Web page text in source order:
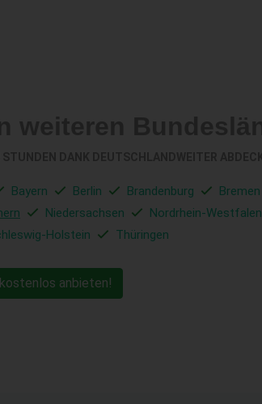
Bayern Berlin Brandenburg Bremen
Niedersachsen Nordrhein-Westfalen
Holstein Thüringen
anbieten!